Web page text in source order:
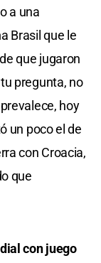
a una
Brasil que le
que jugaron
pregunta, no
hoy
un poco el de
con Croacia,
que
con juego